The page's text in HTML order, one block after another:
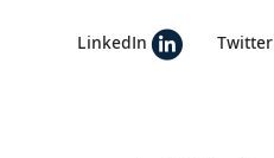
Twitter
LinkedIn